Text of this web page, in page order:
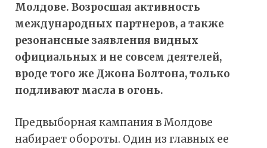
Молдове. Возросшая активность
международных партнеров, а также
резонансные заявления видных
официальных и не совсем деятелей,
вроде того же Джона Болтона, только
подливают масла в огонь.
Предвыборная кампания в Молдове
набирает обороты. Один из главных ее